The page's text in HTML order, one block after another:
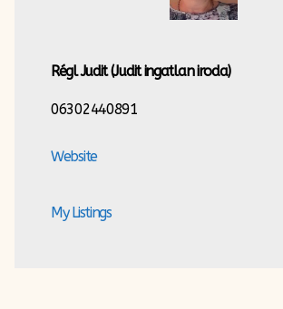
Régl Judit(Judit ingatlan iroda)
06302440891
Website
My Listings